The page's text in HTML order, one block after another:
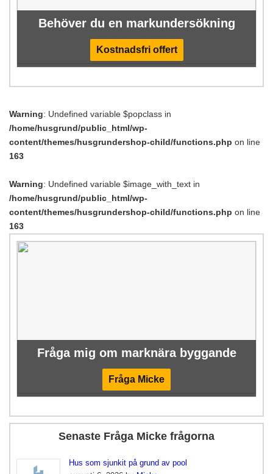
Behöver du en markundersökning
Kostnadsfri offert
Warning: Undefined variable $popclass in
/home/husgrund/public_html/wp-
content/themes/husgrundershop-child/functions.php on line
163
Warning: Undefined variable $image_with_text in
/home/husgrund/public_html/wp-
content/themes/husgrundershop-child/functions.php on line
163
Fråga mig om marknära byggande
Fråga Micke
Senaste Fråga Micke frågorna
Hus som sjunkit på grund av pool